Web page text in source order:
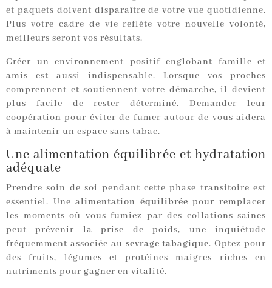
et paquets doivent disparaître de votre vue quotidienne.
Plus votre cadre de vie reflète votre nouvelle volonté,
meilleurs seront vos résultats.
Créer un environnement positif englobant famille et
amis est aussi indispensable. Lorsque vos proches
comprennent et soutiennent votre démarche, il devient
plus facile de rester déterminé. Demander leur
coopération pour éviter de fumer autour de vous aidera
à maintenir un espace sans tabac.
Une alimentation équilibrée et hydratation
adéquate
Prendre soin de soi pendant cette phase transitoire est
essentiel. Unealimentation équilibrée pour remplacer
les moments où vous fumiez par des collations saines
peut prévenir la prise de poids, une inquiétude
fréquemment associée au sevrage tabagique. Optez pour
des fruits, légumes et protéines maigres riches en
nutriments pour gagner en vitalité.